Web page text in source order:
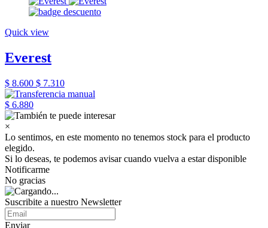
Quick view
Everest
$ 8.600 $ 7.310
$ 6.880
×
Lo sentimos, en este momento no tenemos stock para el producto
elegido.
Si lo deseas, te podemos avisar cuando vuelva a estar disponible
Notificarme
No gracias
Suscribite a nuestro Newsletter
Enviar